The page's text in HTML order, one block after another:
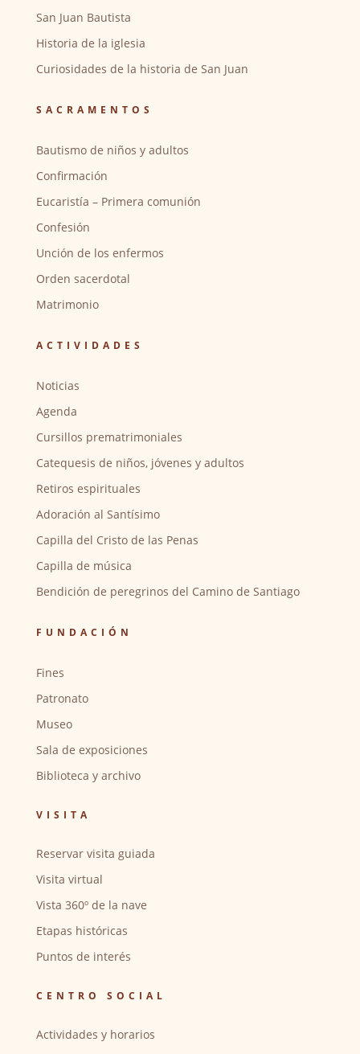
San Juan Bautista
Historia de la iglesia
Curiosidades de la historia de San Juan
SACRAMENTOS
Bautismo de niños y adultos
Confirmación
Eucaristía – Primera comunión
Confesión
Unción de los enfermos
Orden sacerdotal
Matrimonio
ACTIVIDADES
Noticias
Agenda
Cursillos prematrimoniales
Catequesis de niños, jóvenes y adultos
Retiros espirituales
Adoración al Santísimo
Capilla del Cristo de las Penas
Capilla de música
Bendición de peregrinos del Camino de Santiago
FUNDACIÓN
Fines
Patronato
Museo
Sala de exposiciones
Biblioteca y archivo
VISITA
Reservar visita guiada
Visita virtual
Vista 360º de la nave
Etapas históricas
Puntos de interés
CENTRO SOCIAL
Actividades y horarios